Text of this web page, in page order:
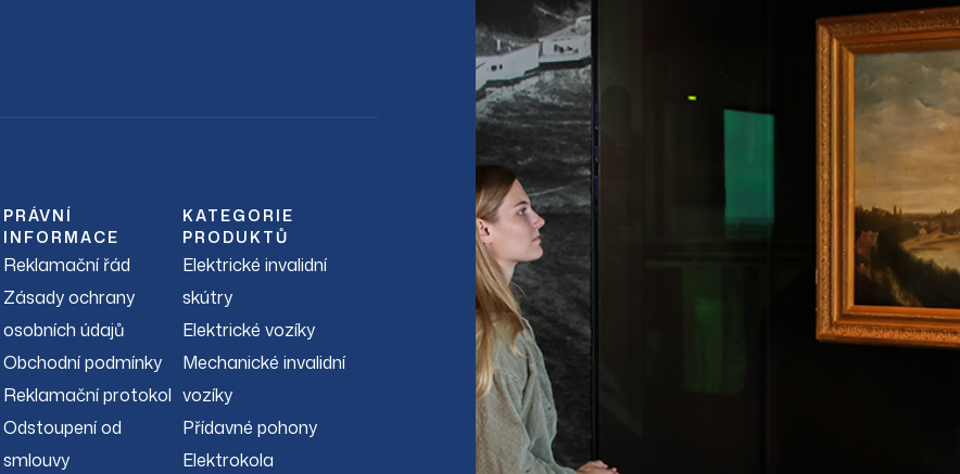
PRÁVNÍ
INFORMACE
Reklamační řád
Zásady ochrany
osobních údajů
Obchodní podmínky
Reklamační protokol
Odstoupení od
smlouvy
KATEGORIE
PRODUKTŮ
Elektrické invalidní
skútry
Elektrické vozíky
Mechanické invalidní
vozíky
Přídavné pohony
Elektrokola